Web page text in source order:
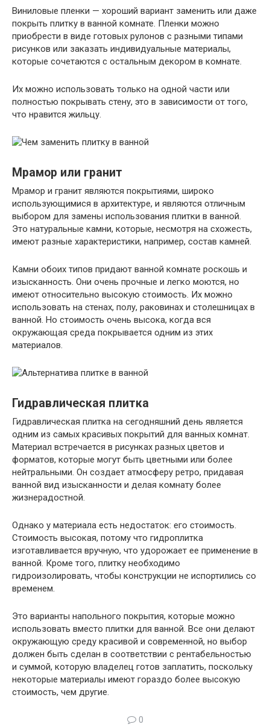
Виниловые пленки — хороший вариант заменить или даже
покрыть плитку в ванной комнате. Пленки можно
приобрести в виде готовых рулонов с разными типами
рисунков или заказать индивидуальные материалы,
которые сочетаются с остальным декором в комнате.
Их можно использовать только на одной части или
полностью покрывать стену, это в зависимости от того,
что нравится жильцу.
Мрамор или гранит
Мрамор и гранит являются покрытиями, широко
использующимися в архитектуре, и являются отличным
выбором для замены использования плитки в ванной.
Это натуральные камни, которые, несмотря на схожесть,
имеют разные характеристики, например, состав камней.
Камни обоих типов придают ванной комнате роскошь и
изысканность. Они очень прочные и легко моются, но
имеют относительно высокую стоимость. Их можно
использовать на стенах, полу, раковинах и столешницах в
ванной. Но стоимость очень высока, когда вся
окружающая среда покрывается одним из этих
материалов.
Гидравлическая плитка
Гидравлическая плитка на сегодняшний день является
одним из самых красивых покрытий для ванных комнат.
Материал встречается в рисунках разных цветов и
форматов, которые могут быть цветными или более
нейтральными. Он создает атмосферу ретро, придавая
ванной вид изысканности и делая комнату более
жизнерадостной.
Однако у материала есть недостаток: его стоимость.
Стоимость высокая, потому что гидроплитка
изготавливается вручную, что удорожает ее применение в
ванной. Кроме того, плитку необходимо
гидроизолировать, чтобы конструкции не испортились со
временем.
Это варианты напольного покрытия, которые можно
использовать вместо плитки для ванной. Все они делают
окружающую среду красивой и современной, но выбор
должен быть сделан в соответствии с рентабельностью
и суммой, которую владелец готов заплатить, поскольку
некоторые материалы имеют гораздо более высокую
стоимость, чем другие.
0